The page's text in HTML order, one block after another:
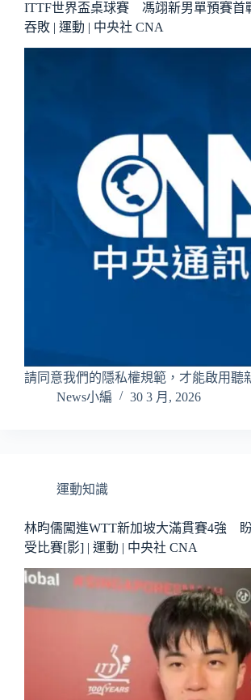
ITTF世界盃桌球賽 馮翊新男單預賽首
吞敗 | 運動 | 中央社 CNA
請同意我們的隱私權規範，才能啟用聽
News小編
30 3 月, 2026
運動知識
林昀儒闖進WTT新加坡大滿貫賽4強
受比賽[影] | 運動 | 中央社 CNA